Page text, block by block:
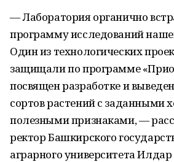
— Лаборатория органично
программу исследований
Один из технологических
защищали по программе
посвящен разработке и
сортов растений с заданными
полезными признаками, —
ректор Башкирского
аграрного университета